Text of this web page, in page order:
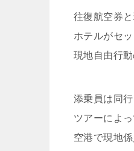
往復航空券
ホテルがセッ
現地自由行動
添乗員は同
ツアーによ
空港で現地